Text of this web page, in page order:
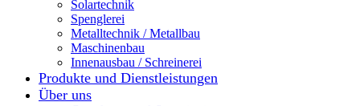
Solartechnik
Spenglerei
Metalltechnik / Metallbau
Maschinenbau
Innenausbau / Schreinerei
Produkte und Dienstleistungen
Über uns